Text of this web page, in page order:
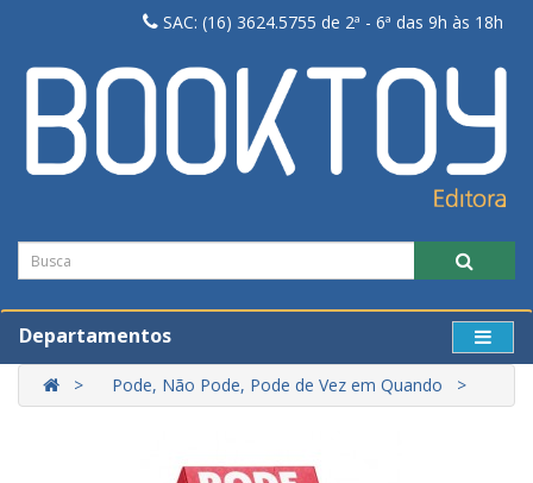
SAC: (16) 3624.5755 de 2ª - 6ª das 9h às 18h
Departamentos
Pode, Não Pode, Pode de Vez em Quando